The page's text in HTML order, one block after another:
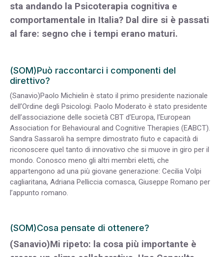
sta andando la Psicoterapia cognitiva e
comportamentale in Italia? Dal dire si è passati
al fare: segno che i tempi erano maturi.
(SOM)Può raccontarci i componenti del
direttivo?
(Sanavio)Paolo Michielin è stato il primo presidente nazionale
dell’Ordine degli Psicologi. Paolo Moderato è stato presidente
dell’associazione delle società CBT d’Europa, l’European
Association for Behavioural and Cognitive Therapies (EABCT).
Sandra Sassaroli ha sempre dimostrato fiuto e capacità di
riconoscere quel tanto di innovativo che si muove in giro per il
mondo. Conosco meno gli altri membri eletti, che
appartengono ad una più giovane generazione: Cecilia Volpi
cagliaritana, Adriana Pelliccia comasca, Giuseppe Romano per
l’appunto romano.
(SOM)Cosa pensate di ottenere?
(Sanavio)Mi ripeto: la cosa più importante è